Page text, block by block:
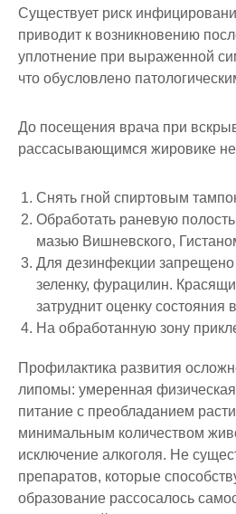
Существует риск
приводит к возникновению
уплотнение при выраженной
что обусловлено
До посещения врача при
рассасывающимся жировике
Снять гной спиртовым
Обработать раневую
мазью Вишневского,
Для дезинфекции запрещено
зеленку, фурацилин.
затруднит оценку состояния
На обработанную зону
Профилактика развития
липомы: умеренная
питание с преобладанием
минимальным количеством
исключение алкоголя. Не
препаратов, которые
образование рассосалось